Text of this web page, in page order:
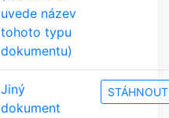
uvede název
tohoto typu
dokumentu)
Jiný
dokument
STÁHNOUT